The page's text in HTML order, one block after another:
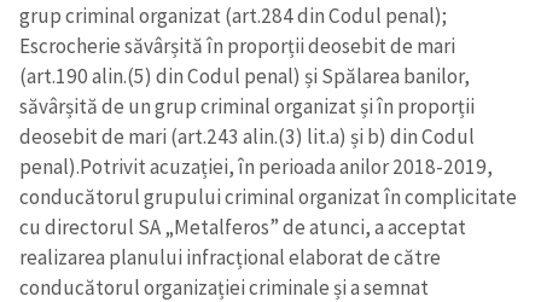
Trimite o informație
Despre ZdG
in English
на русском
grup criminal organizat (art.284 din Codul penal);
Escrocherie săvârșită în proporții deosebit de mari
(art.190 alin.(5) din Codul penal) și Spălarea banilor,
săvârșită de un grup criminal organizat și în proporții
deosebit de mari (art.243 alin.(3) lit.a) și b) din Codul
penal).Potrivit acuzației, în perioada anilor 2018-2019,
conducătorul grupului criminal organizat în complicitate
cu directorul SA „Metalferos” de atunci, a acceptat
realizarea planului infracțional elaborat de către
conducătorul organizației criminale și a semnat